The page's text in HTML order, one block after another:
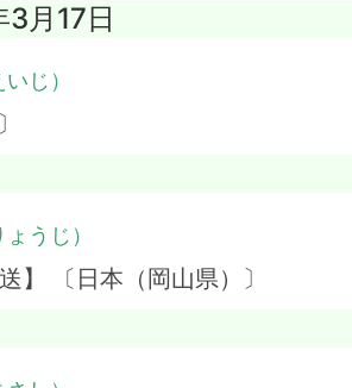
月17日
じ）
うじ）
】 〔日本（岡山県）〕